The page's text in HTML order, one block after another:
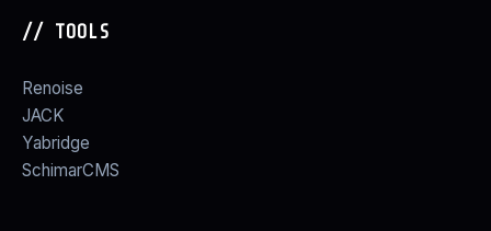
// TOOLS
Renoise
JACK
Yabridge
SchimarCMS